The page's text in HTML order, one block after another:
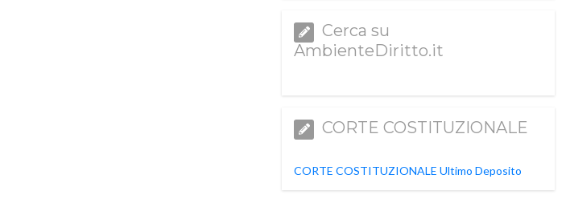
Cerca su
AmbienteDiritto.it
CORTE COSTITUZIONALE
CORTE COSTITUZIONALE Ultimo Deposito